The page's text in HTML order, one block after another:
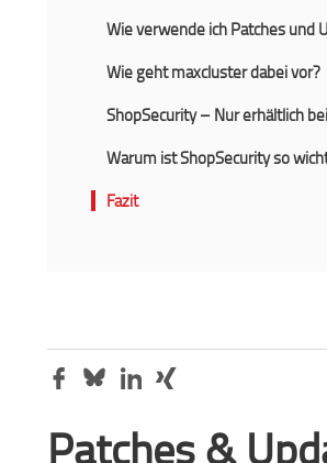
Wie verwende ich Patches und
Wie geht maxcluster dabei vor?
ShopSecurity – Nur erhältlich
Warum ist ShopSecurity so
Fazit
Patches &